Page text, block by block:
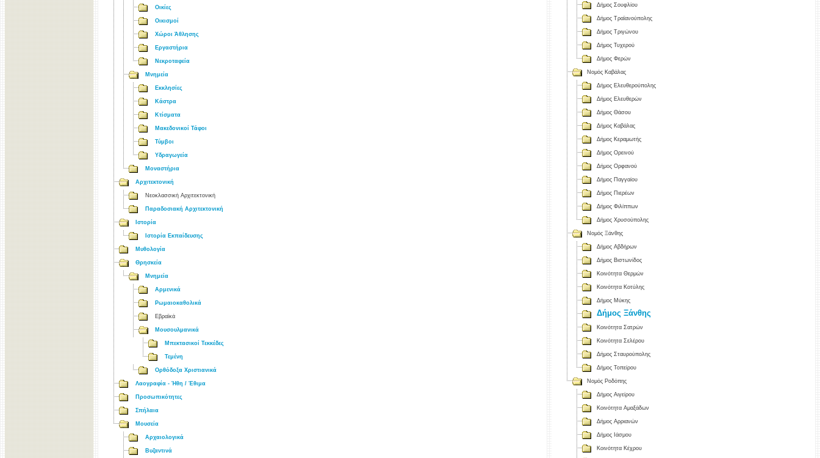
Οικίες
Οικισμοί
Χώροι Άθλησης
Εργαστήρια
Νεκροταφεία
Μνημεία
Εκκλησίες
Κάστρα
Κτίσματα
Μακεδονικοί Τάφοι
Τύμβοι
Υδραγωγεία
Μοναστήρια
Αρχιτεκτονική
Νεοκλασσική Αρχιτεκτονική
Παραδοσιακή Αρχιτεκτονική
Ιστορία
Ιστορία Εκπαίδευσης
Μυθολογία
Θρησκεία
Μνημεία
Αρμενικά
Ρωμαιοκαθολικά
Εβραϊκά
Μουσουλμανικά
Μπεκτασικοί Τεκκέδες
Τεμένη
Ορθόδοξα Χριστιανικά
Λαογραφία - Ήθη / Έθιμα
Προσωπικότητες
Σπήλαια
Μουσεία
Αρχαιολογικά
Βυζαντινά
Δήμος Σουφλίου
Δήμος Τραϊανούπολης
Δήμος Τριγώνου
Δήμος Τυχερού
Δήμος Φερών
Νομός Καβάλας
Δήμος Ελευθερούπολης
Δήμος Ελευθερών
Δήμος Θάσου
Δήμος Καβάλας
Δήμος Κεραμωτής
Δήμος Ορεινού
Δήμος Ορφανού
Δήμος Παγγαίου
Δήμος Πιερέων
Δήμος Φιλίππων
Δήμος Χρυσούπολης
Νομός Ξάνθης
Δήμος Αβδήρων
Δήμος Βιστωνίδος
Κοινότητα Θερμών
Κοινότητα Κοτύλης
Δήμος Μύκης
Δήμος Ξάνθης
Κοινότητα Σατρών
Κοινότητα Σελέρου
Δήμος Σταυρούπολης
Δήμος Τοπείρου
Νομός Ροδόπης
Δήμος Αιγείρου
Κοινότητα Αμαξάδων
Δήμος Αρριανών
Δήμος Ιάσμου
Κοινότητα Κέχρου